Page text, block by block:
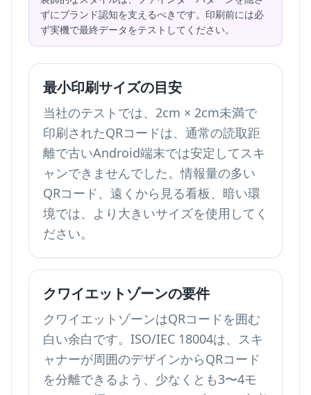
ずにブランド認知を支えるべきです。印刷前には必
ず実機で最終データをテストしてください。
最小印刷サイズの目安
当社のテストでは、2cm × 2cm未満で
印刷されたQRコードは、通常の読取距
離で古いAndroid端末では安定してスキ
ャンできませんでした。情報量の多い
QRコード、遠くから見る看板、暗い環
境では、より大きいサイズを使用してく
ださい。
クワイエットゾーンの要件
クワイエットゾーンはQRコードを囲む
白い余白です。ISO/IEC 18004は、スキ
ャナーが周囲のデザインからQRコード
を分離できるよう、少なくとも3〜4モ